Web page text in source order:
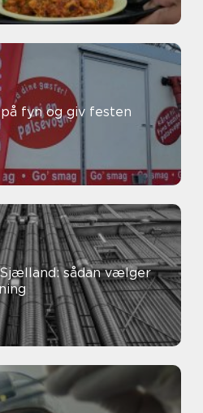
fyn og giv festen
sådan vælger